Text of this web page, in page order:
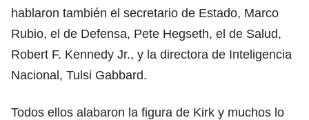
hablaron también el secretario de Estado, Marco
Rubio, el de Defensa, Pete Hegseth, el de Salud,
Robert F. Kennedy Jr., y la directora de Inteligencia
Nacional, Tulsi Gabbard.
Todos ellos alabaron la figura de Kirk y muchos lo